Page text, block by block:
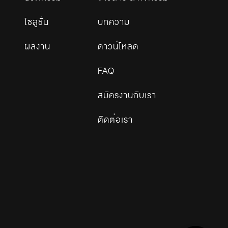
โซลูชั่น
ผลงาน
บทความ
ดาวน์โหลด
FAQ
สมัครงานกับเรา
ติดต่อเรา